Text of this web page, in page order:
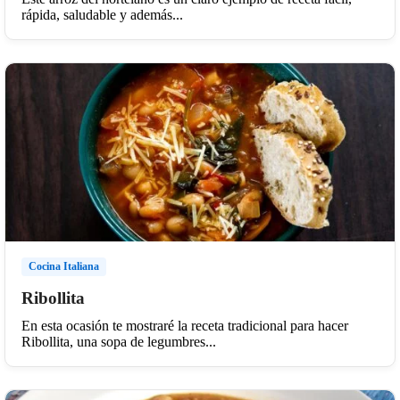
rápida, saludable y además...
Cocina Italiana
Ribollita
En esta ocasión te mostraré la receta tradicional para hacer
Ribollita, una sopa de legumbres...